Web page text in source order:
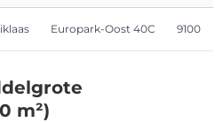
Europark-Oost 40C 9100
m²)